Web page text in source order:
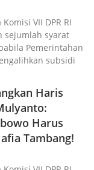
VII DPR RI
sejumlah syarat
Pemerintahan
subsidi
Haris
Harus
Tambang!